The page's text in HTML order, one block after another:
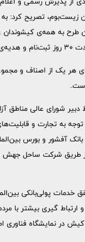
طرح به همه‌ی
هر یک از اصناف و
شورای عالی مناطق
به تجارت و
آفشور و بورس
از طریق شرکت ساحل
پولی‌بانکی
گیری بیشتر با
نمایشگاه فناوری